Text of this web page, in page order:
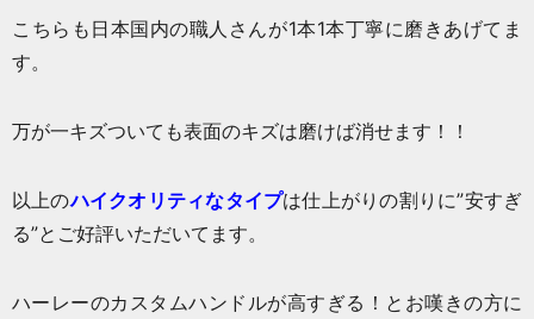
こちらも日本国内の職人さんが1本1本丁寧に磨きあげてま
す。
万が一キズついても表面のキズは磨けば消せます！！
以上のハイクオリティなタイプは仕上がりの割りに”安すぎ
る”とご好評いただいてます。
ハーレーのカスタムハンドルが高すぎる！とお嘆きの方に